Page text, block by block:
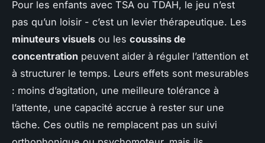
Pour les enfants avec TSA ou TDAH, le jeu n’est
pas qu’un loisir - c’est un levier thérapeutique. Les
minuteurs visuels ou les coussins de
concentration peuvent aider à réguler l’attention et
à structurer le temps. Leurs effets sont mesurables
: moins d’agitation, une meilleure tolérance à
l’attente, une capacité accrue à rester sur une
tâche. Ces outils ne remplacent pas un suivi